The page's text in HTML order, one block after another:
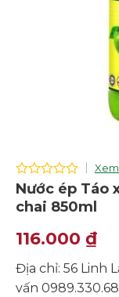
0
out
of
Nước ép Táo
chai 850ml
116.000 ₫
Địa chỉ: 56 Linh
vấn